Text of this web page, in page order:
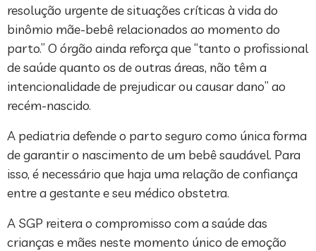
resolução urgente de situações críticas à vida do
binômio mãe-bebê relacionados ao momento do
parto.” O órgão ainda reforça que “tanto o profissional
de saúde quanto os de outras áreas, não têm a
intencionalidade de prejudicar ou causar dano” ao
recém-nascido.
A pediatria defende o parto seguro como única forma
de garantir o nascimento de um bebê saudável. Para
isso, é necessário que haja uma relação de confiança
entre a gestante e seu médico obstetra.
A SGP reitera o compromisso com a saúde das
crianças e mães neste momento único de emoção